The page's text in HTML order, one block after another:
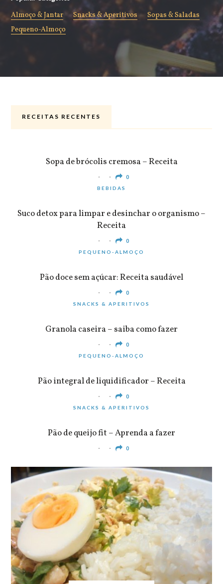
Almoço & Jantar Snacks & Aperitivos
Sopas & Saladas
Pequeno-Almoço
RECEITAS RECENTES
Sopa de brócolis cremosa – Receita
0
BEBIDAS
Suco detox para limpar e desinchar o organismo –
Receita
0
PEQUENO-ALMOÇO
Pão doce sem açúcar: Receita saudável
0
SNACKS & APERITIVOS
Granola caseira – saiba como fazer
0
PEQUENO-ALMOÇO
Pão integral de liquidificador – Receita
0
SNACKS & APERITIVOS
Pão de queijo fit – Aprenda a fazer
0